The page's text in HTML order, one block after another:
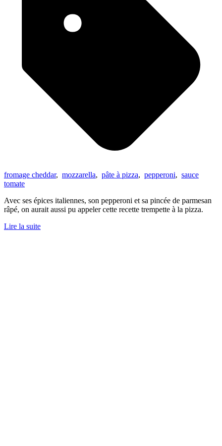
fromage cheddar, mozzarella, pâte à pizza, pepperoni, sauce
tomate
Avec ses épices italiennes, son pepperoni et sa pincée de parmesan
râpé, on aurait aussi pu appeler cette recette trempette à la pizza.
Lire la suite